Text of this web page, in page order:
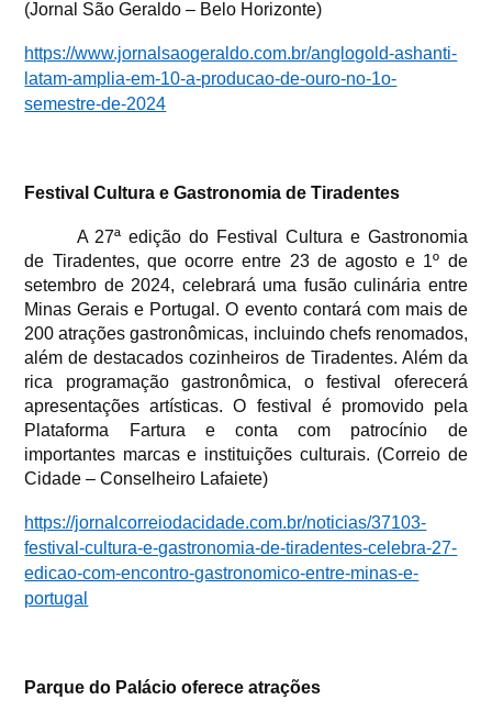
(Jornal São Geraldo – Belo Horizonte)
https://www.jornalsaogeraldo.com.br/anglogold-ashanti-
latam-amplia-em-10-a-producao-de-ouro-no-1o-
semestre-de-2024
Festival Cultura e Gastronomia de Tiradentes
A 27ª edição do Festival Cultura e Gastronomia
de Tiradentes, que ocorre entre 23 de agosto e 1º de
setembro de 2024, celebrará uma fusão culinária entre
Minas Gerais e Portugal. O evento contará com mais de
200 atrações gastronômicas, incluindo chefs renomados,
além de destacados cozinheiros de Tiradentes. Além da
rica programação gastronômica, o festival oferecerá
apresentações artísticas. O festival é promovido pela
Plataforma Fartura e conta com patrocínio de
importantes marcas e instituições culturais. (Correio de
Cidade – Conselheiro Lafaiete)
https://jornalcorreiodacidade.com.br/noticias/37103-
festival-cultura-e-gastronomia-de-tiradentes-celebra-27-
edicao-com-encontro-gastronomico-entre-minas-e-
portugal
Parque do Palácio oferece atrações